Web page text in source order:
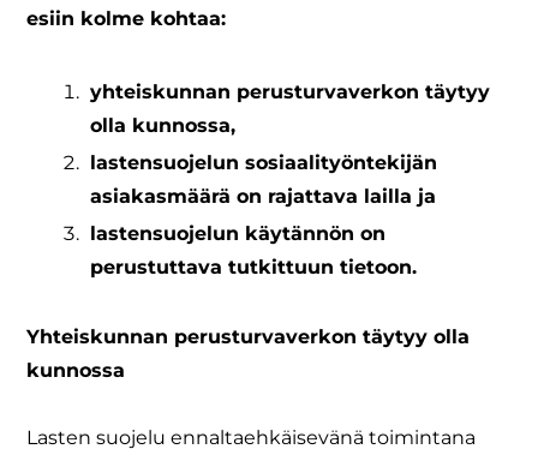
esiin kolme kohtaa:
yhteiskunnan perusturvaverkon täytyy
olla kunnossa,
lastensuojelun sosiaalityöntekijän
asiakasmäärä on rajattava lailla ja
lastensuojelun käytännön on
perustuttava tutkittuun tietoon.
Yhteiskunnan perusturvaverkon täytyy olla
kunnossa
Lasten suojelu ennaltaehkäisevänä toimintana